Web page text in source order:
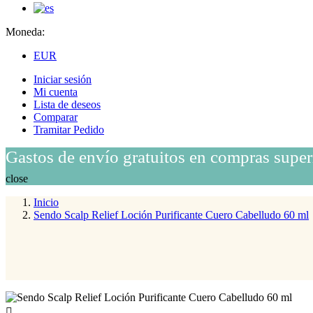
Moneda:
EUR
Iniciar sesión
Mi cuenta
Lista de deseos
Comparar
Tramitar Pedido
Gastos de envío gratuitos en compras
close
Inicio
Sendo Scalp Relief Loción Purificante Cuero Cabelludo 60 ml